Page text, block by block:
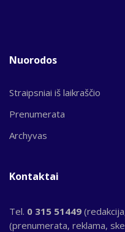
Nuorodos
Straipsniai iš laikraščio
Prenumerata
Archyvas
Kontaktai
Tel. 0 315 51449
(prenumerata, reklama,